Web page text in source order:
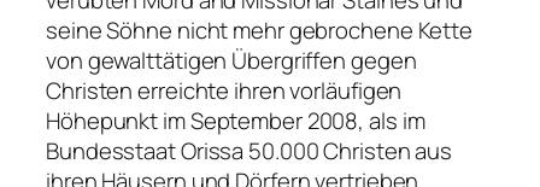
seine Söhne nicht mehr gebrochene Kette
von gewalttätigen Übergriffen gegen
Christen erreichte ihren vorläufigen
Höhepunkt im September 2008, als im
Bundesstaat Orissa 50.000 Christen aus